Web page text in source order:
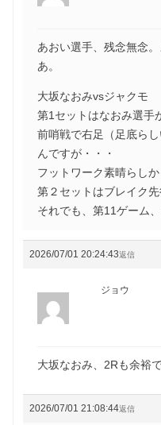
あおい選手、残念無念
あ。
大坂なおみvsジャクモ
第1セットはなおみ選手
前哨戦で右足（足底ら
んですが・・・
フットワーク素晴らし
第２セットはブレイク
それでも、第11ゲーム
2026/07/01 20:24:43返信
ジョウ
大坂なおみ、2Rも余裕
2026/07/01 21:08:44返信